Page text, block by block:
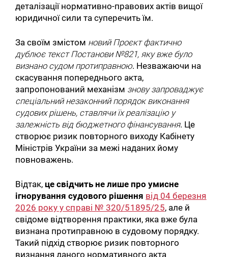
деталізації нормативно-правових актів вищої
юридичної сили та суперечить їм.
За своїм змістом новий Проєкт фактично
дублює текст Постанови №821, яку вже було
визнано судом протиправною. Незважаючи на
скасування попереднього акта,
запропонований механізм знову запроваджує
спеціальний незаконний порядок виконання
судових рішень, ставлячи їх реалізацію у
залежність від бюджетного фінансування. Це
створює ризик повторного виходу Кабінету
Міністрів України за межі наданих йому
повноважень.
Відтак, це свідчить не лише про умисне
ігнорування судового рішення від 04 березня
2026 року у справі № 320/51895/25, але й
свідоме відтворення практики, яка вже була
визнана протиправною в судовому порядку.
Такий підхід створює ризик повторного
визнання даного нормативного акта